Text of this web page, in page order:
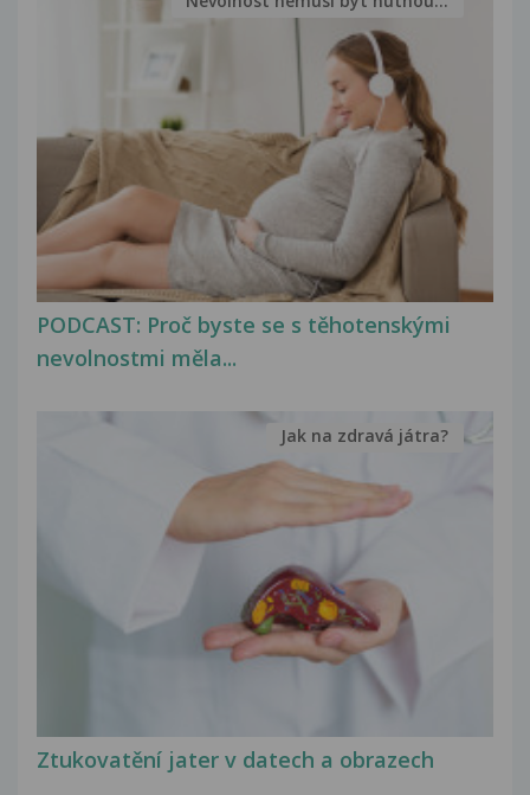
PODCAST: Proč byste se s těhotenskými
nevolnostmi měla...
Ztukovatění jater v datech a obrazech
Jak na zdravá játra?